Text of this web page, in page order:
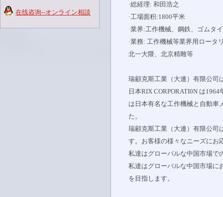
在线咨询--オンライン相談
·総経理: 和田浩之
·工場面积:1800平米
·業界:工作機械、鋼鉄、ゴムタ
·業務: 工作機械等業界用ロータ
北一大隈、北京精雕等
瑞顧克斯工業（大連）有限公司
日本RIX CORPORATI0N は
は日本有名な工作機械と自動車
た。
瑞顧克斯工業（大連）有限公司
す。お客様の様々なニーズにお
私達はグローバルな中国市場で
私達はグローバルな中国市場に
を目指します。